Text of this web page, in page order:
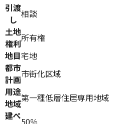
引渡
し 相談
土地
権利所有権
地目宅地
都市
計画市街化区域
用途
地域第一種低層住居専用地域
建ぺ50％